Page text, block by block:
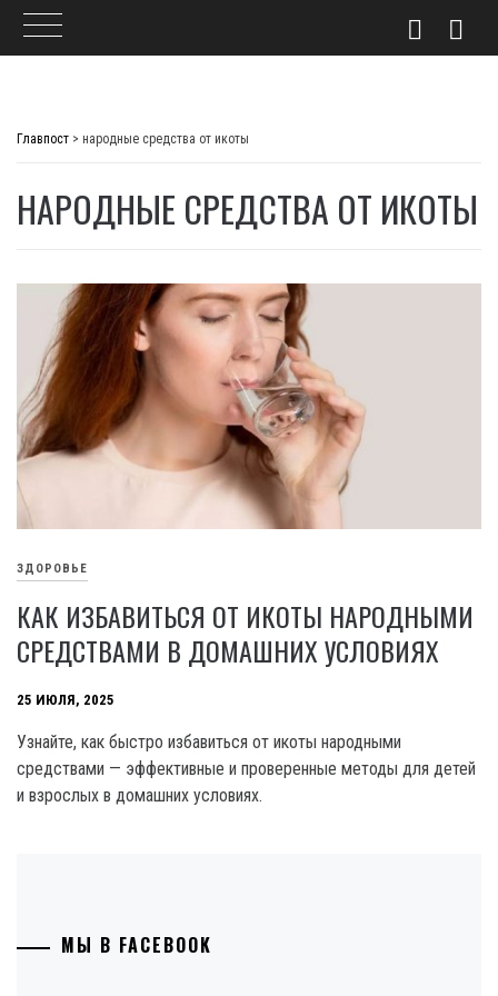
Главпост > народные средства от икоты
НАРОДНЫЕ СРЕДСТВА ОТ ИКОТЫ
ЗДОРОВЬЕ
КАК ИЗБАВИТЬСЯ ОТ ИКОТЫ НАРОДНЫМИ
СРЕДСТВАМИ В ДОМАШНИХ УСЛОВИЯХ
25 ИЮЛЯ, 2025
Узнайте, как быстро избавиться от икоты народными
средствами — эффективные и проверенные методы для детей
и взрослых в домашних условиях.
МЫ В FACEBOOK